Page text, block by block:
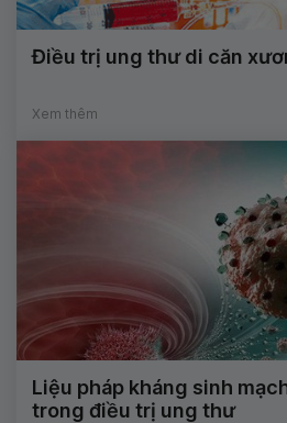
Điều trị ung thư di căn
Xem thêm
Liệu pháp kháng sinh
trong điều trị ung thư